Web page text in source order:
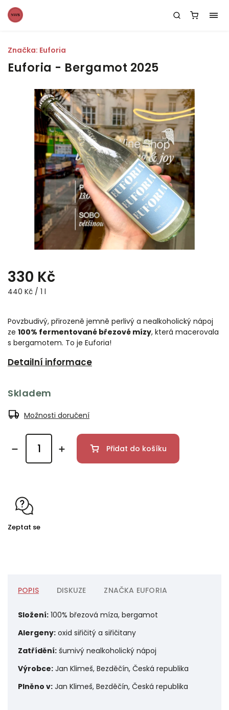
Euforia - Bergamot 2025
330 Kč
440 Kč / 1 l
Povzbudivý, přirozeně jemně perlivý a nealkoholický nápoj
ze 100% fermentované březové mízy, která macerovala
s bergamotem. To je Euforia!
Detailní informace
Značka: Euforia
Skladem
Možnosti doručení
Přidat do košíku
Zeptat se
POPIS DISKUZE ZNAČKA EUFORIA
Složení: 100% březová míza, bergamot
Alergeny: oxid siřičitý a siřičitany
Zatřídění: šumivý nealkoholický nápoj
Výrobce: Jan Klimeš, Bezděčín, Česká republika
Plněno v: Jan Klimeš, Bezděčín, Česká republika